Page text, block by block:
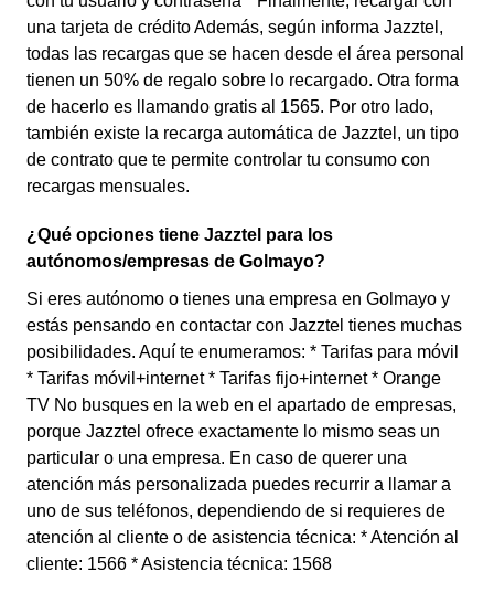
una tarjeta de crédito Además, según informa Jazztel,
todas las recargas que se hacen desde el área personal
tienen un 50% de regalo sobre lo recargado. Otra forma
de hacerlo es llamando gratis al 1565. Por otro lado,
también existe la recarga automática de Jazztel, un tipo
de contrato que te permite controlar tu consumo con
recargas mensuales.
¿Qué opciones tiene Jazztel para los
autónomos/empresas de Golmayo?
Si eres autónomo o tienes una empresa en Golmayo y
estás pensando en contactar con Jazztel tienes muchas
posibilidades. Aquí te enumeramos: * Tarifas para móvil
* Tarifas móvil+internet * Tarifas fijo+internet * Orange
TV No busques en la web en el apartado de empresas,
porque Jazztel ofrece exactamente lo mismo seas un
particular o una empresa. En caso de querer una
atención más personalizada puedes recurrir a llamar a
uno de sus teléfonos, dependiendo de si requieres de
atención al cliente o de asistencia técnica: * Atención al
cliente: 1566 * Asistencia técnica: 1568